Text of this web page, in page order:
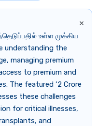
×
உள்ள முக்கிய
understanding the
managing premium
to premium and
The featured ‘2 Crore
these challenges
for critical illnesses,
and